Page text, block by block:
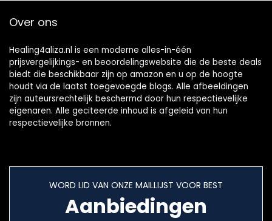
Over ons
Healing4aliza.nl is een moderne alles-in-één
prijsvergelijkings- en beoordelingswebsite die de beste deals
biedt die beschikbaar zijn op amazon en u op de hoogte
houdt via de laatst toegevoegde blogs. Alle afbeeldingen
zijn auteursrechtelijk beschermd door hun respectievelijke
eigenaren. Alle geciteerde inhoud is afgeleid van hun
respectievelijke bronnen.
WORD LID VAN ONZE MAILLIJST VOOR BEST
Aanbiedingen